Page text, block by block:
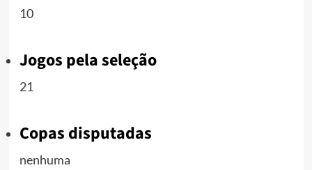
10
Jogos pela seleção
21
Copas disputadas
nenhuma